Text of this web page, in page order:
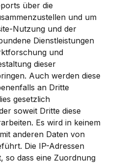
über die
und um
Nutzung und der
Dienstleistungen
und
dieser
Auch werden diese
an Dritte
gesetzlich
soweit Dritte diese
Es wird in keinem
anderen Daten von
Die IP-Adressen
so dass eine Zuordnung